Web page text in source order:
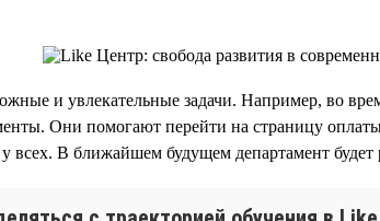
и увлекательные задачи. Например, во
Они помогают перейти на страницу
В ближайшем будущем департамент будет